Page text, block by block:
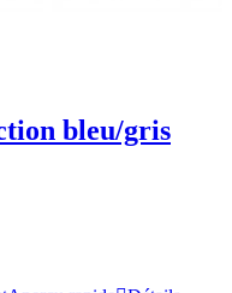
bleu/gris